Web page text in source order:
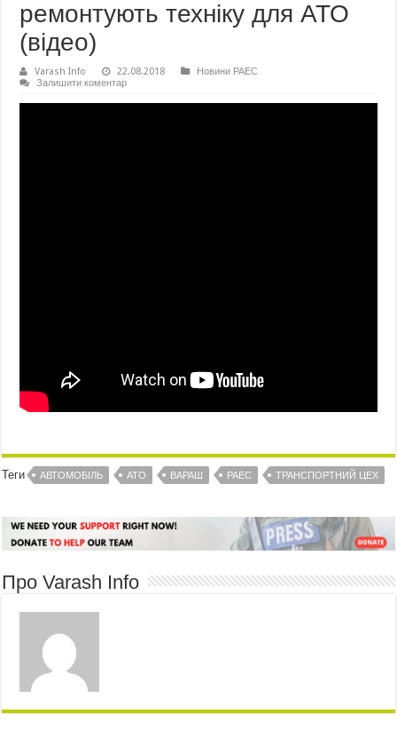
ремонтують техніку для АТО
(відео)
Varash Info 22.08.2018
Новини РАЕС
Залишити коментар
Теги АВТОМОБІЛЬ АТО ВАРАШ РАЕС ТРАНСПОРТНИЙ ЦЕХ
Про Varash Info